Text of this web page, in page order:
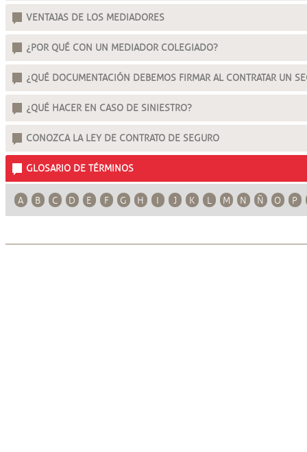
VENTAJAS DE LOS MEDIADORES
¿POR QUÉ CON UN MEDIADOR COLEGIADO?
¿QUÉ DOCUMENTACIÓN DEBEMOS FIRMAR AL CONTRATAR UN
¿QUÉ HACER EN CASO DE SINIESTRO?
CONOZCA LA LEY DE CONTRATO DE SEGURO
GLOSARIO DE TÉRMINOS
A B C D E F G H I J K L M N Ñ O P